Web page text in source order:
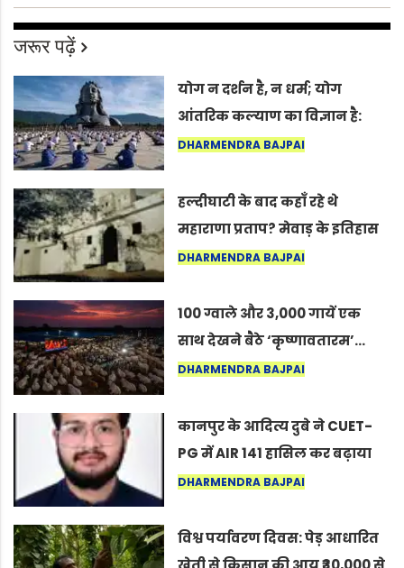
जरूर पढ़ें
योग न दर्शन है, न धर्म; योग
आंतरिक कल्याण का विज्ञान है:
अंतरराष्ट्रीय योग दिवस 2026 पर
DHARMENDRA BAJPAI
हल्दीघाटी के बाद कहाँ रहे थे
महाराणा प्रताप? मेवाड़ के इतिहास
का वह अनकहा अध्याय जो आज भी
DHARMENDRA BAJPAI
100 ग्वाले और 3,000 गायें एक
साथ देखने बैठे ‘कृष्णावतारम’…
नागपुर में दिखा ऐसा नज़ारा कि
कर सकते हैं”
DHARMENDRA BAJPAI
कानपुर के आदित्य दुबे ने CUET-
PG में AIR 141 हासिल कर बढ़ाया
शहर का मान
DHARMENDRA BAJPAI
विश्व पर्यावरण दिवस: पेड़ आधारित